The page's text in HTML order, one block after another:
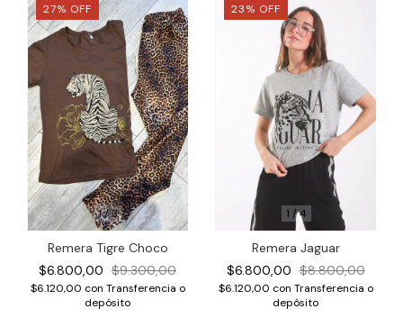
1/3
27% OFF
Remera Tigre Choco
$6.800,00 $9.300,00
$6.120,00 con Transferencia o
depósito
1 /4
23% OFF
Remera Jaguar
$6.800,00 $8.800,00
$6.120,00 con Transferencia o
depósito